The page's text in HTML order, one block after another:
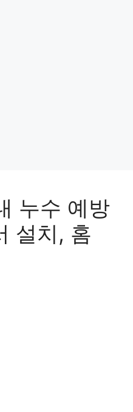
누수 예방
설치, 홈